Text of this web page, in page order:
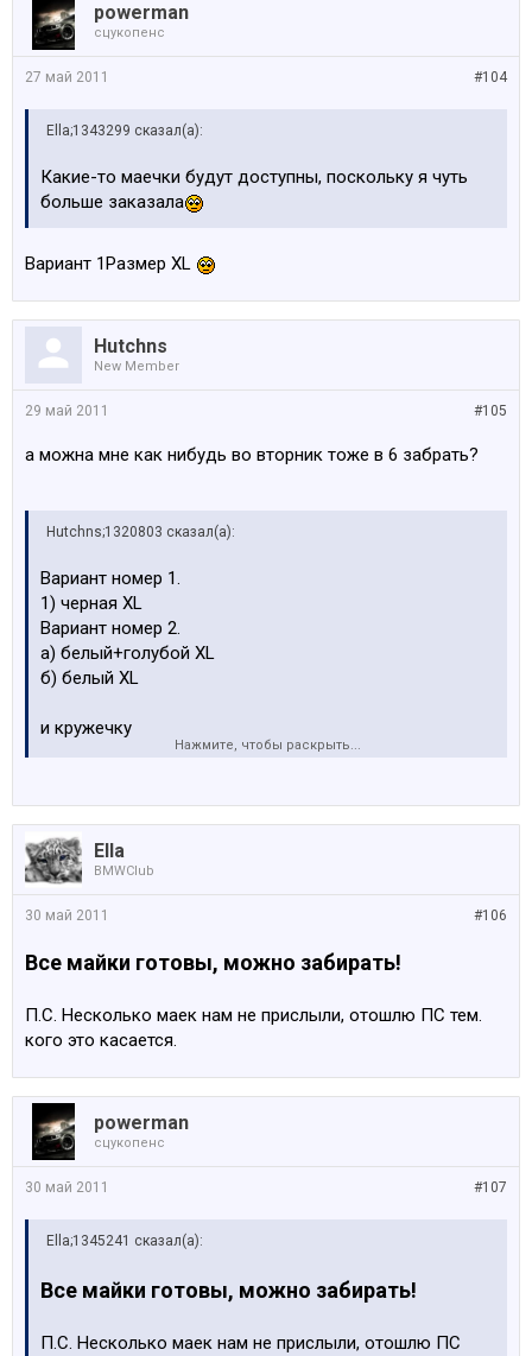
powerman
сцукопенс
#104
27 май 2011
Ella;1343299 сказал(а):
Какие-то маечки будут доступны, поскольку я чуть
больше заказала
Вариант 1Размер ХL
Hutchns
New Member
#105
29 май 2011
а можна мне как нибудь во вторник тоже в 6 забрать?
Hutchns;1320803 сказал(а):
Вариант номер 1.
1) черная XL
Вариант номер 2.
а) белый+голубой XL
б) белый XL
и кружечку
Нажмите, чтобы раскрыть...
Ella
BMWClub
#106
30 май 2011
Все майки готовы, можно забирать!
П.С. Несколько маек нам не прислыли, отошлю ПС тем.
кого это касается.
powerman
сцукопенс
#107
30 май 2011
Ella;1345241 сказал(а):
Все майки готовы, можно забирать!
П.С. Несколько маек нам не прислыли, отошлю ПС